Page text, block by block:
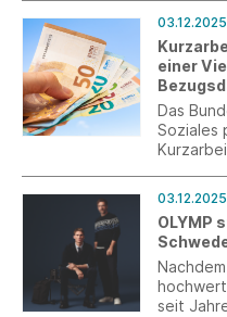
03.12.2025
einer
Das
Soziales
03.12.2025
OLYMP
seit